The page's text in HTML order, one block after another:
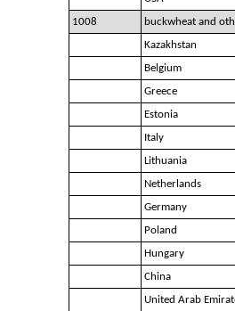
1008
buckwheat and
Kazakhstan
Belgium
Greece
Estonia
Italy
Lithuania
Netherlands
Germany
Poland
Hungary
China
United Arab